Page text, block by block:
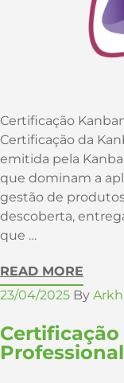
Certificação
Certificação da
emitida pela
que dominam a
gestão de
descoberta,
que …
READ MORE
23/04/2025 By